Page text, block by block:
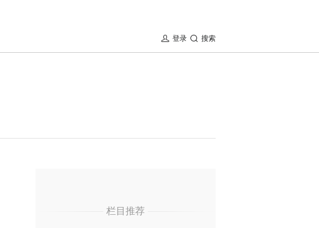
搜索
登录
栏目推荐